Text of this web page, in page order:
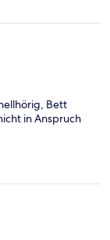
Bett
in Anspruch